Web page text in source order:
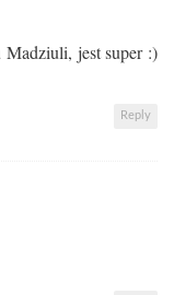
jest super :)
Reply